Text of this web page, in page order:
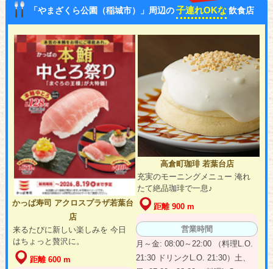
「やまざくら公園（稲城市）」周辺の子連れOKな 飲食店
かっぱ寿司 アクロスプラザ若葉台
店
来るたびに新しい楽しみを 今日
はちょっと贅沢に。
距離 600 m
高倉町珈琲 若葉台店
充実のモーニングメニュー 淹れ
たて絶品珈琲で一息♪
距離 900 m
営業時間
月～金: 08:00～22:00 （料理L.O.
21:30 ドリンクL.O. 21:30）土、